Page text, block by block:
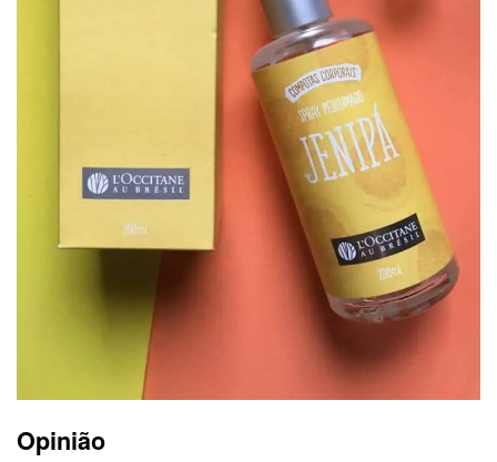
Opinião